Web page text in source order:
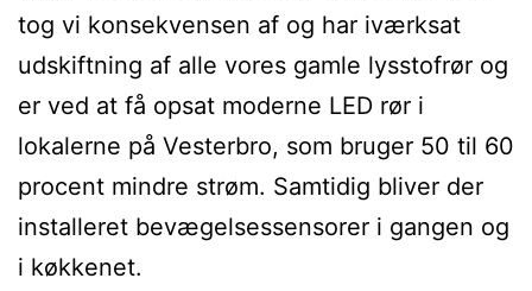
tog vi konsekvensen af og har iværksat
udskiftning af alle vores gamle lysstofrør og
er ved at få opsat moderne LED rør i
lokalerne på Vesterbro, som bruger 50 til 60
procent mindre strøm. Samtidig bliver der
installeret bevægelsessensorer i gangen og
i køkkenet.